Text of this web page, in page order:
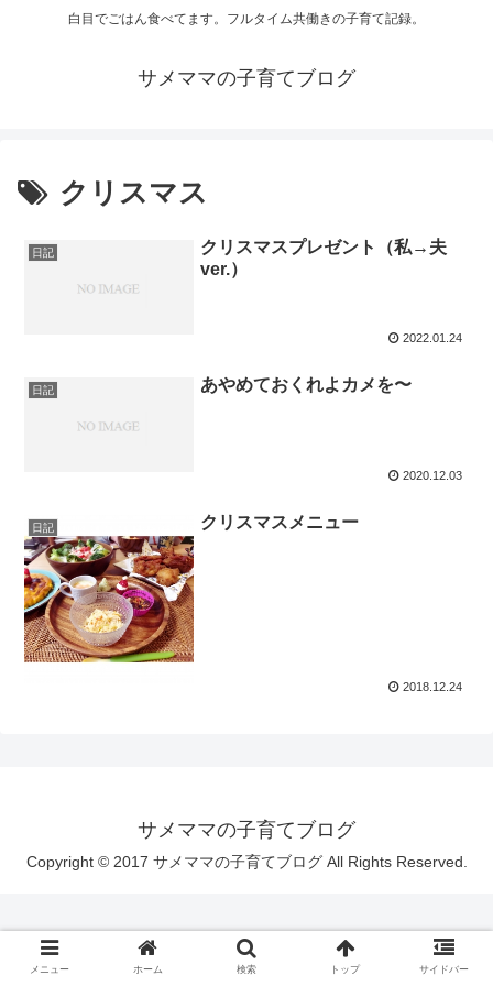
白目でごはん食べてます。フルタイム共働きの子育て記録。
サメママの子育てブログ
クリスマス
日記
クリスマスプレゼント（私→夫
ver.）
2022.01.24
日記 あやめておくれよカメを〜
2020.12.03
日記 クリスマスメニュー
2018.12.24
サメママの子育てブログ
Copyright © 2017 サメママの子育てブログ All Rights Reserved.
メニュー ホーム 検索 トップ サイドバー